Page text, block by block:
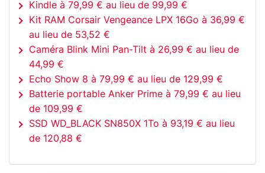
Kindle à 79,99 € au lieu de 99,99 €
Kit RAM Corsair Vengeance LPX 16Go à 36,99 €
au lieu de 53,52 €
Caméra Blink Mini Pan-Tilt à 26,99 € au lieu de
44,99 €
Echo Show 8 à 79,99 € au lieu de 129,99 €
Batterie portable Anker Prime à 79,99 € au lieu
de 109,99 €
SSD WD_BLACK SN850X 1To à 93,19 € au lieu
de 120,88 €